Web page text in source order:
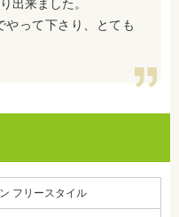
出来ました。
やって下さり、とても
フリースタイル